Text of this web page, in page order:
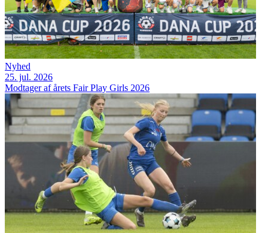
Nyhed
25. jul. 2026
Modtager af årets Fair Play Girls 2026